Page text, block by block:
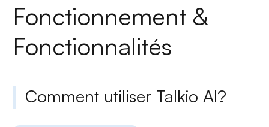
Fonctionnement &
Fonctionnalités
Comment utiliser Talkio AI?